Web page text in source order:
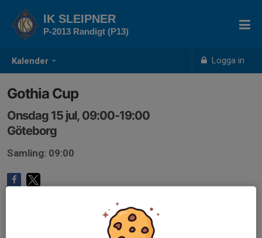
Kalender Logga in
IK SLEIPNER
P-2013 Randigt (P13)
Gothia Cup
Onsdag 15 jul, 09:00-19:00
Göteborg
Samling: 09:00